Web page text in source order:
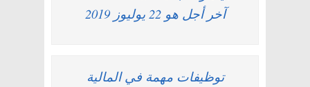
آخر أجل هو 22 يوليوز 2019
توظيفات مهمة في المالية